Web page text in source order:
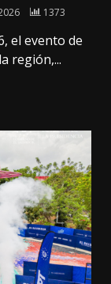
1373
el evento de
región,...